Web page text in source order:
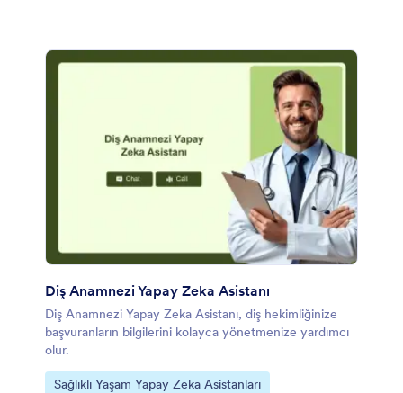
Diş Anamnezi Yapay Zeka Asistanı
Diş Anamnezi Yapay Zeka Asistanı, diş hekimliğinize
başvuranların bilgilerini kolayca yönetmenize yardımcı
olur.
Kategoriye git:
Sağlıklı Yaşam Yapay Zeka Asistanları